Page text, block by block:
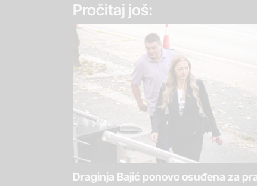
Pročitaj još:
Draginja Bajić ponovo osuđena za